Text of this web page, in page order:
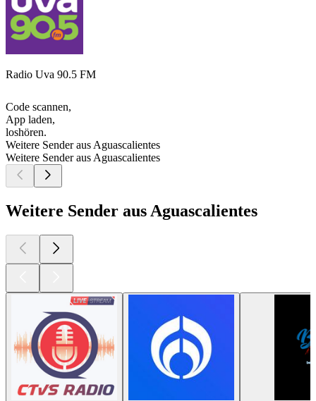
Radio Uva 90.5 FM
Code scannen,
App laden,
loshören.
Weitere Sender aus Aguascalientes
Weitere Sender aus Aguascalientes
Weitere Sender aus Aguascalientes